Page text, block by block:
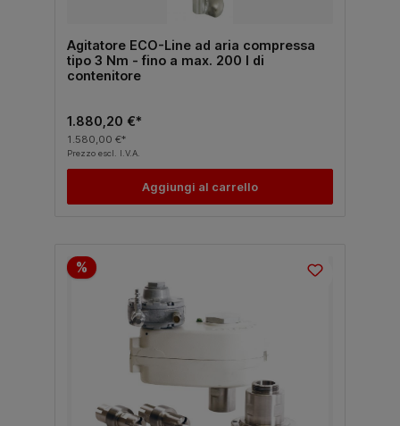
Agitatore ECO-Line ad aria compressa
tipo 3 Nm - fino a max. 200 l di
contenitore
1.880,20 €*
1.580,00 €*
Prezzo escl. I.V.A.
Aggiungi al carrello
%